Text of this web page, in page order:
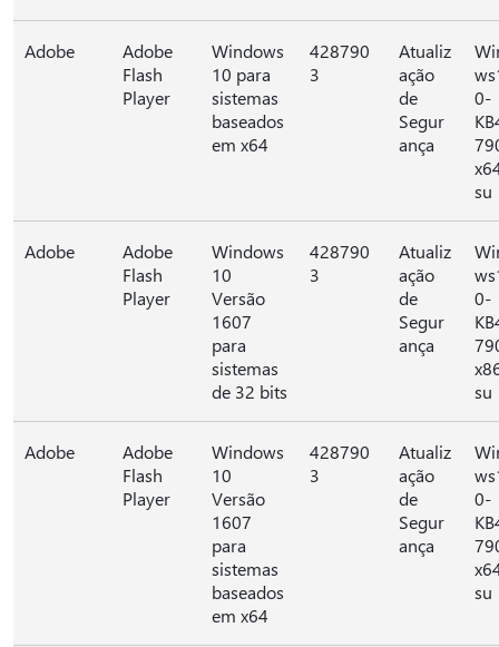
Adobe
Adobe
Flash
Player
Windows
10 para
sistemas
baseados
em x64
428790
3
Atualiz
ação
de
Segur
ança
0-
su
Adobe
Adobe
Flash
Player
Windows
10
Versão
1607
para
sistemas
de 32 bits
428790
3
Atualiz
ação
de
Segur
ança
0-
su
Adobe
Adobe
Flash
Player
Windows
10
Versão
1607
para
sistemas
baseados
em x64
428790
3
Atualiz
ação
de
Segur
ança
0-
su